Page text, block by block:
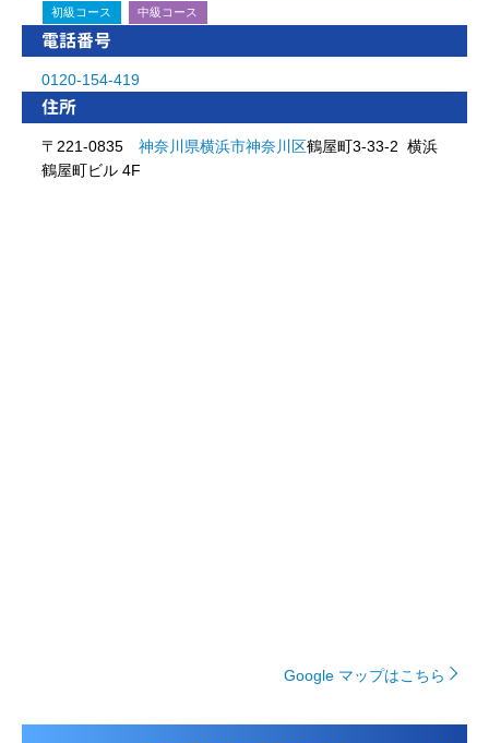
初級コース 中級コース
電話番号
0120-154-419
住所
〒221-0835 神奈川県横浜市神奈川区鶴屋町3-33-2 横浜
鶴屋町ビル 4F
Google マップはこちら